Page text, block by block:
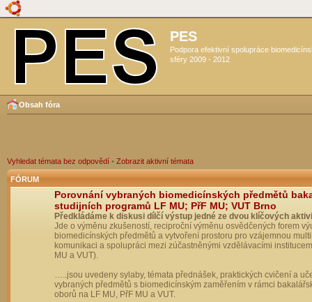
PES
Podpora efektivní spolupráce
sféry 2009 - 2012
Obsah fóra
Vyhledat témata bez odpovědí • Zobrazit aktivní témata
FÓRUM
Porovnání vybraných biomedicínských předmětů
studijních programů LF MU; PřF MU; VUT Brno
Předkládáme k diskusi dílčí výstup jedné ze dvou klíčových
Jde o výměnu zkušeností, reciproční výměnu osvědčených forem
biomedicínských předmětů a vytvoření prostoru pro vzájemnou
komunikaci a spolupráci mezi zúčastněnými vzdělávacími
MU a VUT).
…..jsou uvedeny sylaby, témata přednášek, praktických cvičení a
vybraných předmětů s biomedicínským zaměřením v rámci
oborů na LF MU, PřF MU a VUT.